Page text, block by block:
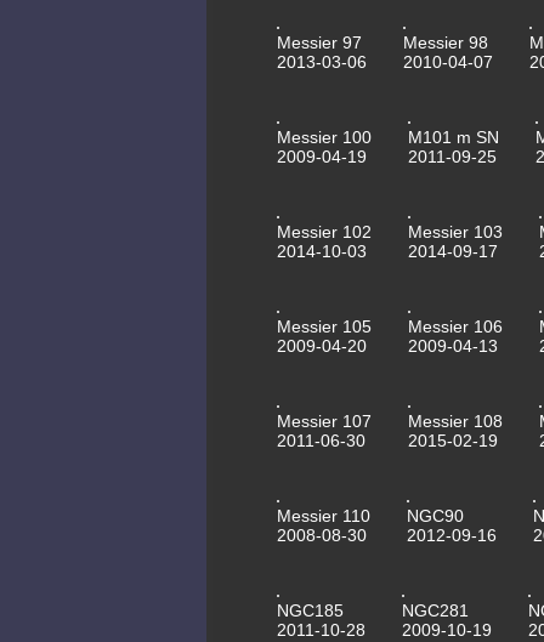
Messier 97
2013-03-06
Messier 98
2010-04-07
Messier 100
2009-04-19
M101 m SN
2011-09-25
Messier 102
2014-10-03
Messier 103
2014-09-17
Messier 105
2009-04-20
Messier 106
2009-04-13
Messier 107
2011-06-30
Messier 108
2015-02-19
Messier 110
2008-08-30
NGC90
2012-09-16
NGC185
2011-10-28
NGC281
2009-10-19